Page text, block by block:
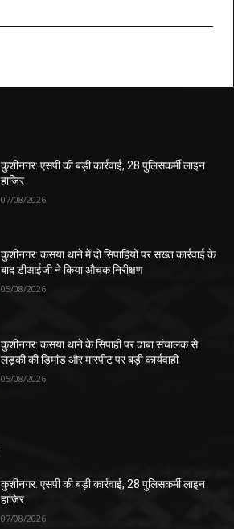
कुशीनगर: एसपी की बड़ी कार्रवाई, 28 पुलिसकर्मी लाइन
हाजिर
07/08/2026
कुशीनगर: कसया थाने में दो सिपाहियों पर सख्त कार्रवाई के
बाद डीआईजी ने किया औचक निरीक्षण
05/08/2026
कुशीनगर: कसया थाने के सिपाही पर ढाबा संचालक से
लड़की की डिमांड और मारपीट पर बड़ी कार्यवाही
05/08/2026
कुशीनगर: एसपी की बड़ी कार्रवाई, 28 पुलिसकर्मी लाइन
हाजिर
07/08/2026